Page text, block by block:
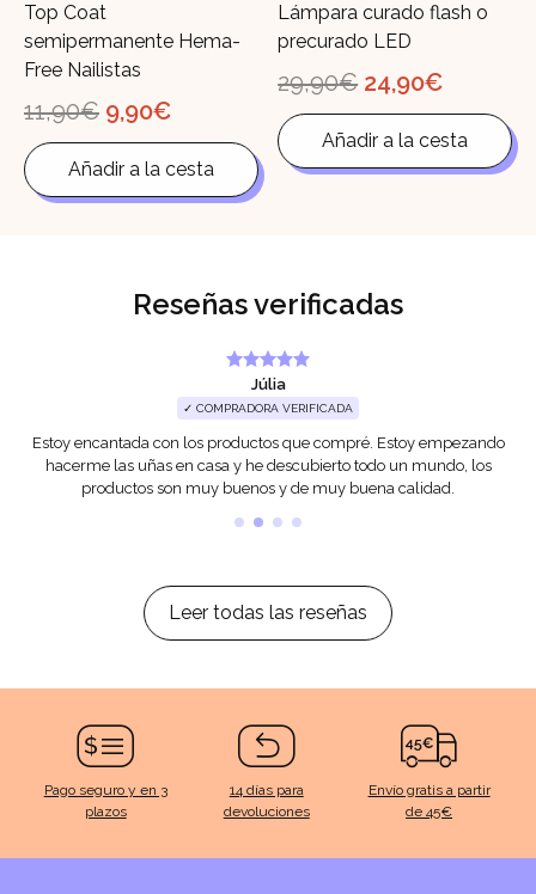
Top Coat
semipermanente Hema-
Free Nailistas
11,90€ El
precio
era:
11,90€.
9,90€El
actual
es:
9,90€.
Añadir a la cesta
Lámpara curado flash o
precurado LED
29,90€ El
precio
era:
29,90€.
24,90€El
actual
es:
24,90€.
Añadir a la cesta
Reseñas verificadas
Júlia
✓ COMPRADORA VERIFICADA
Estoy encantada con los productos que compré. Estoy empezando
hacerme las uñas en casa y he descubierto todo un mundo, los
productos son muy buenos y de muy buena calidad.
Leer todas las reseñas
Pago seguro y en 3
plazos
14 días para
devoluciones
Envío gratis a partir
de 45€